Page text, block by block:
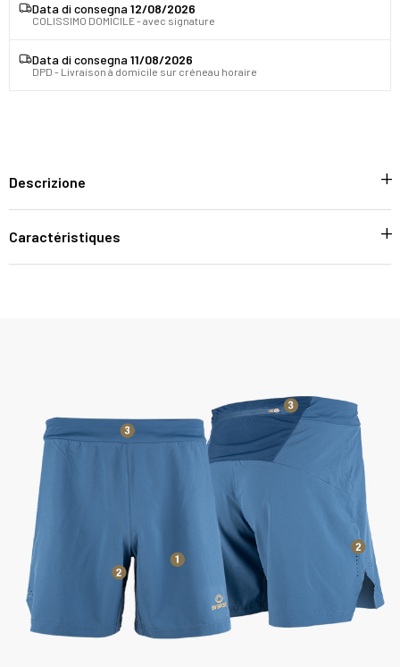
Data di consegna 12/08/2026
COLISSIMO DOMICILE - avec signature
Data di consegna 11/08/2026
DPD - Livraison à domicile sur créneau horaire
Descrizione
Caractéristiques